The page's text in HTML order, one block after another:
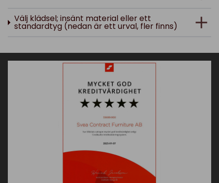
Välj klädsel; insänt material eller ett
standardtyg (nedan är ett urval, fler finns)